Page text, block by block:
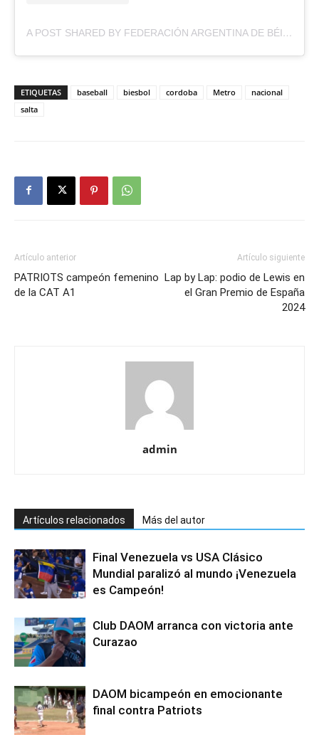
A POST SHARED BY FEDERACIÓN ARGENTINA DE BÉISBOL (@BEISBOLARGENTINA)
ETIQUETAS baseball biesbol cordoba Metro
nacional
salta
Artículo anterior
PATRIOTS campeón femenino
de la CAT A1
Artículo siguiente
Lap by Lap: podio de Lewis en
el Gran Premio de España
2024
admin
Artículos relacionados Más del autor
Final Venezuela vs USA Clásico
Mundial paralizó al mundo ¡Venezuela
es Campeón!
Club DAOM arranca con victoria ante
Curazao
DAOM bicampeón en emocionante
final contra Patriots